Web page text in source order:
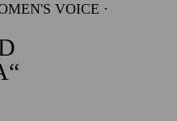
VOICE ·